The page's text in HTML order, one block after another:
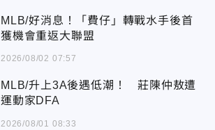
MLB/好消息！「費仔」轉戰水手後首
獲機會重返大聯盟
2026/08/02 07:57
MLB/升上3A後遇低潮！ 莊陳仲敖遭
運動家DFA
2026/08/01 08:33